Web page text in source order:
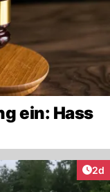
ein: Hass
2d